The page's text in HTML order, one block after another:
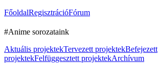
FőoldalRegisztrációFórum
#Anime sorozataink
Aktuális projektekTervezett projektekBefejezett
projektekFelfüggesztett projektekArchívum